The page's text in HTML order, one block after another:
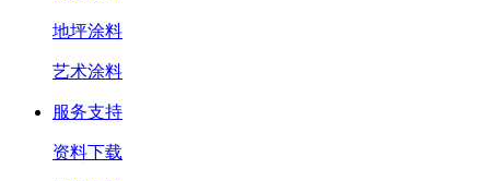
地坪涂料
艺术涂料
服务支持
资料下载